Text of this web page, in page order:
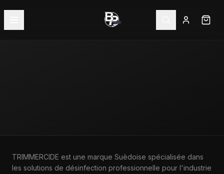
MARQUE
TRIMMERCIDE est une marque Suèdoise spécialisée dans
les solutions de désinfection professionnelle pour l'industrie